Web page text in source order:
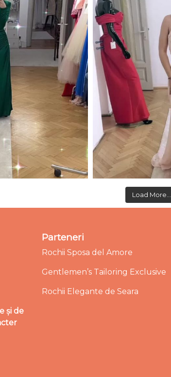
Load More...
și de
Parteneri
Rochii Sposa del Amore
Gentlemen’s Tailoring Exclusive
Rochii Elegante de Seara